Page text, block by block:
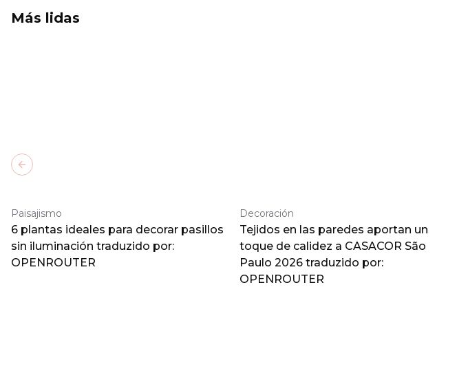
Más lidas
Paisajismo
6 plantas ideales para decorar pasillos
sin iluminación traduzido por:
OPENROUTER
Decoración
Tejidos en las paredes aportan un
toque de calidez a CASACOR São
Paulo 2026 traduzido por:
OPENROUTER
Previous slide